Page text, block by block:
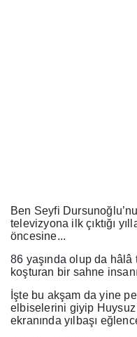
Ben Seyfi Dursunoğlu’nu
televizyona ilk çıktığı
öncesine...
86 yaşında olup da
koşturan bir sahne
İşte bu akşam da yine
elbiselerini giyip
ekranında yılbaşı